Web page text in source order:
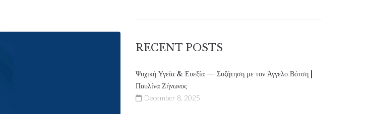
RECENT POSTS
Ψυχική Υγεία & Ευεξία — Συζήτηση με τον Άγγελο Βότση |
Παυλίνα Ζήνωνος
December 8, 2025